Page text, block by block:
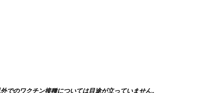
でのワクチン接種については目途が立っていません。